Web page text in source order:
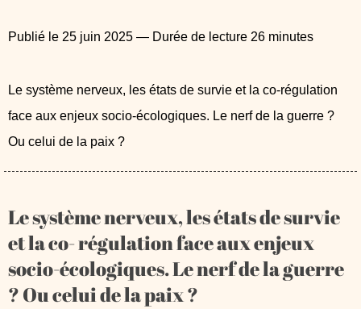
Publié le 25 juin 2025 ― Durée de lecture 26 minutes
Le système nerveux, les états de survie et la co-régulation
face aux enjeux socio-écologiques. Le nerf de la guerre ?
Ou celui de la paix ?
Le système nerveux, les états de survie
et la co- régulation face aux enjeux
socio-écologiques. Le nerf de la guerre
? Ou celui de la paix ?